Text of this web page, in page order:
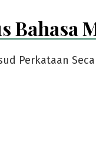
Bahasa
Perkataan